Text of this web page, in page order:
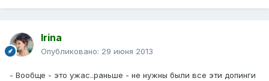
Irina
Опубликовано: 29 июня 2013
- Вообще - это ужас..раньше - не нужны были все эти допинги